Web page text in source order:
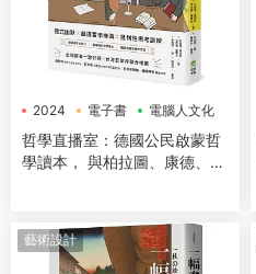
2024 電子書 電腦人文化
哲學直播室：德國公民啟蒙哲
學讀本， 與柏拉圖、康德、亞
藝術設計